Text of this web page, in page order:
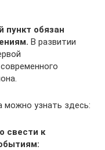
обязан
В развитии
можно узнать здесь:
свести к